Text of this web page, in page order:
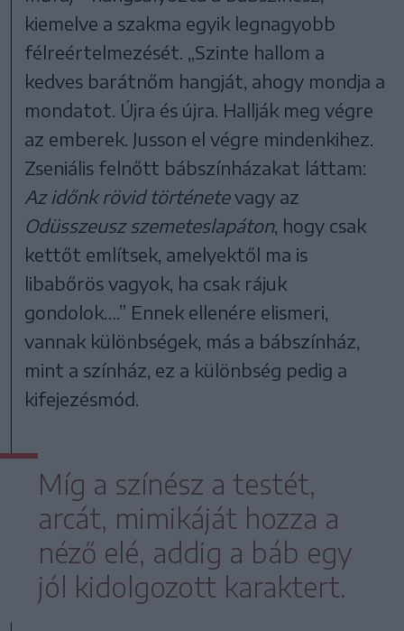
kiemelve a szakma egyik legnagyobb
félreértelmezését. „Szinte hallom a
kedves barátnőm hangját, ahogy mondja a
mondatot. Újra és újra. Hallják meg végre
az emberek. Jusson el végre mindenkihez.
Zseniális felnőtt bábszínházakat láttam:
Az időnk rövid történetevagy az
Odüsszeusz szemeteslapáton, hogy csak
kettőt említsek, amelyektől ma is
libabőrös vagyok, ha csak rájuk
gondolok….” Ennek ellenére elismeri,
vannak különbségek, más a bábszínház,
mint a színház, ez a különbség pedig a
kifejezésmód.
Míg a színész a testét,
arcát, mimikáját hozza a
néző elé, addig a báb egy
jól kidolgozott karaktert.